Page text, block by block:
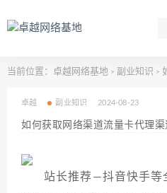
当前位置： 卓越网络基地 > 副业知识 >
卓越 副业知识 2024-08-23
如何获取网络渠道流量卡代理
站长推荐—抖音快手等